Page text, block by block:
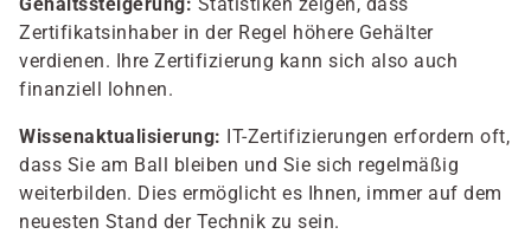
Zertifikatsinhaber in der Regel höhere Gehälter
verdienen. Ihre Zertifizierung kann sich also auch
finanziell lohnen.
Wissenaktualisierung: IT-Zertifizierungen erfordern oft,
dass Sie am Ball bleiben und Sie sich regelmäßig
weiterbilden. Dies ermöglicht es Ihnen, immer auf dem
neuesten Stand der Technik zu sein.